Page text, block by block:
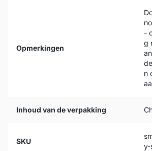
Opmerkingen
-
g
n
Inhoud van de verpakking
SKU
y-